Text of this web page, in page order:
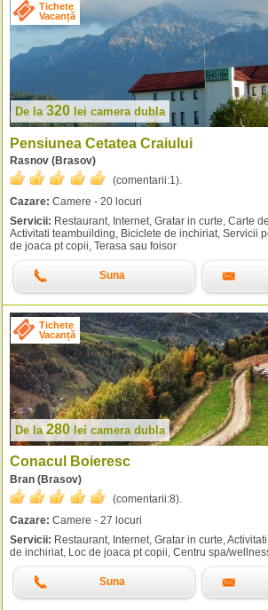
Tichete
Vacanță
De la 320 lei camera dubla
Pensiunea Cetatea Craiului
Rasnov (Brasov)
(comentarii:1).
Cazare: Camere - 20 locuri
Servicii: Restaurant, Internet, Gratar in curte, Carte
Activitati teambuilding, Biciclete de inchiriat, Servicii
de joaca pt copii, Terasa sau foisor
Suna
Tichete
Vacanță
De la 280 lei camera dubla
Conacul Boieresc
Bran (Brasov)
(comentarii:8).
Cazare: Camere - 27 locuri
Servicii: Restaurant, Internet, Gratar in curte,
de inchiriat, Loc de joaca pt copii, Centru spa/
Suna